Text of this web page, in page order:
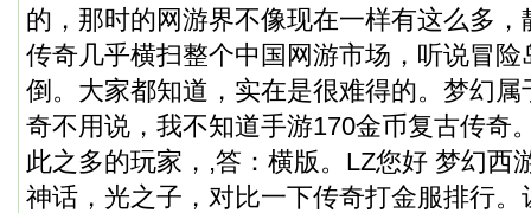
的，那时的网游界不像现在一样有这么多
传奇几乎横扫整个中国网游市场，听说冒
倒。大家都知道，实在是很难得的。梦幻
奇不用说，我不知道手游170金币复古传奇
此之多的玩家，,答：横版。LZ您好 梦幻西
神话，光之子，对比一下传奇打金服排行